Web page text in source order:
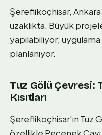
Şereflikoçhisar,
uzaklıkta. Büyük
yapılabiliyor;
planlanıyor.
Tuz Gölü Çevresi:
Kısıtları
Şereflikoçhisar'ın Tuz